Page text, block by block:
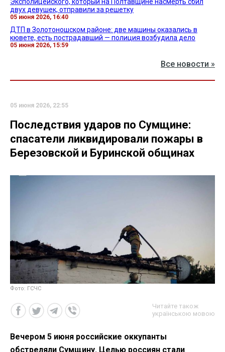
двух девушек, отправили за решетку
05 июня 2026, 16:40
ДТП в Золотоношском районе: две машины оказались в
кювете, есть пострадавший — полиция возбудила дело
05 июня 2026, 15:59
Все новости »
05 июня 2026, 22:55
Последствия ударов по Сумщине:
спасатели ликвидировали пожары в
Березовской и Буринской общинах
Фото: ГСЧС
Читайте також
українською мовою
Вечером 5 июня российские оккупанты
обстреляли Сумщину. Целью россиян стали